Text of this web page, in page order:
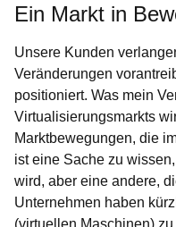
Ein Markt in
Unsere Kunden
Veränderungen
positioniert. Was mein
Virtualisierungsmarkts
Marktbewegungen, die
ist eine Sache zu
wird, aber eine andere,
Unternehmen haben
(virtuellen Maschinen)